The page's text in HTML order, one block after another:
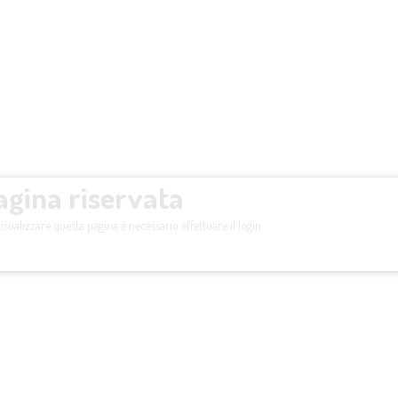
riservata
questa pagina è necessario effettuare il login